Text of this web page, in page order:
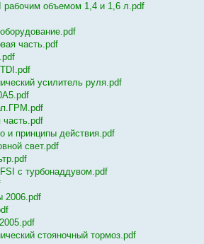
рабочим объемом 1,4 и 1,6 л.pdf
часть.pdf
усилитель руля.pdf
часть.pdf
и принципы действия.pdf
свет.pdf
c турбонаддувом.pdf
2006.pdf
стояночный тормоз.pdf